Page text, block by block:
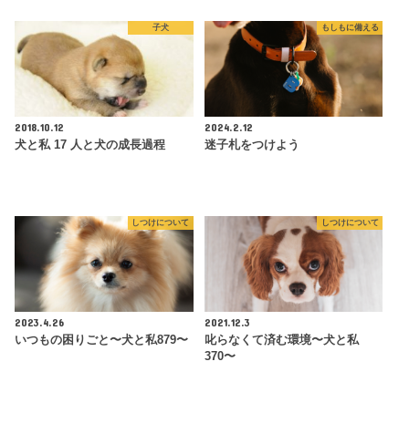
子犬
2018.10.12
犬と私 17 人と犬の成長過程
もしもに備える
2024.2.12
迷子札をつけよう
しつけについて
2023.4.26
いつもの困りごと〜犬と私879〜
しつけについて
2021.12.3
叱らなくて済む環境〜犬と私
370〜